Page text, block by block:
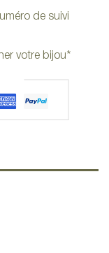
de suivi
votre bijou*